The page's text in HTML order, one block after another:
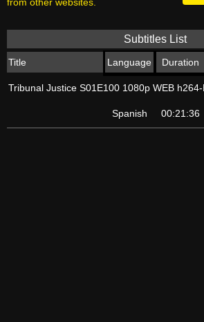
Subtitles List
Title Language Duration
Tribunal Justice S01E100 1080p WEB
Spanish 00:21:36